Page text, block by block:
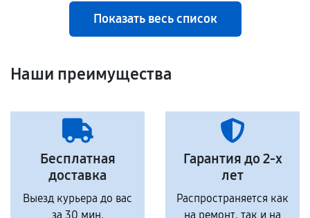
Показать весь список
Наши преимущества
Бесплатная
доставка
Выезд курьера до вас
за 30 мин.
Гарантия до 2-х
лет
Распространяется как
на ремонт, так и на